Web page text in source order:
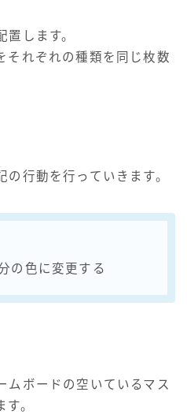
置します。
それぞれの種類を同じ枚数
行動を行っていきます。
の色に変更する
ムボードの空いているマス
。